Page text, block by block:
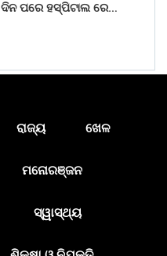
ଦିନ ପରେ ହସ୍ପିଟାଲ ରେ…
ରାଜ୍ୟ ଖେଳ
ମନୋରଞ୍ଜନ
ସ୍ୱାସ୍ଥ୍ୟ